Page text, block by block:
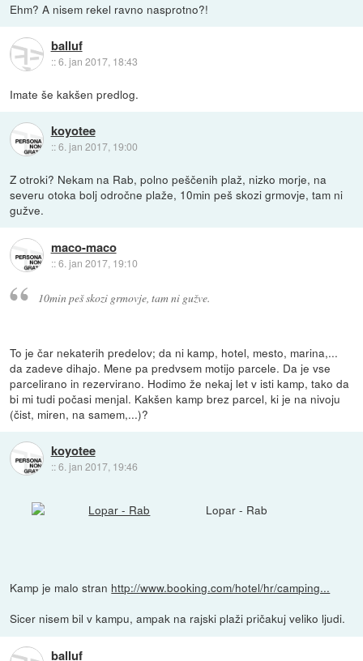
Ehm? A nisem rekel ravno nasprotno?!
balluf
::6. jan 2017, 18:43
Imate še kakšen predlog.
koyotee
::6. jan 2017, 19:00
Z otroki? Nekam na Rab, polno peščenih plaž, nizko morje, na
severu otoka bolj odročne plaže, 10min peš skozi grmovje, tam ni
gužve.
maco-maco
::6. jan 2017, 19:10
10min peš skozi grmovje, tam ni gužve.
To je čar nekaterih predelov; da ni kamp, hotel, mesto, marina,...
da zadeve dihajo. Mene pa predvsem motijo parcele. Da je vse
parcelirano in rezervirano. Hodimo že nekaj let v isti kamp, tako da
bi mi tudi počasi menjal. Kakšen kamp brez parcel, ki je na nivoju
(čist, miren, na samem,...)?
koyotee
::6. jan 2017, 19:46
Lopar - Rab
Kamp je malo stran http://www.booking.com/hotel/hr/camping...
Sicer nisem bil v kampu, ampak na rajski plaži pričakuj veliko ljudi.
balluf